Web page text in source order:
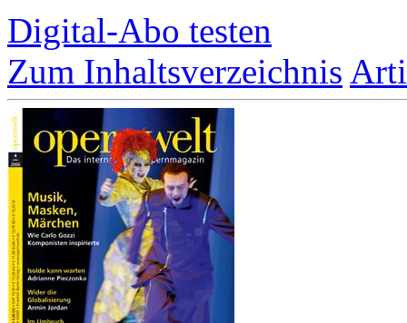
Digital-Abo testen
Zum Inhaltsverzeichnis